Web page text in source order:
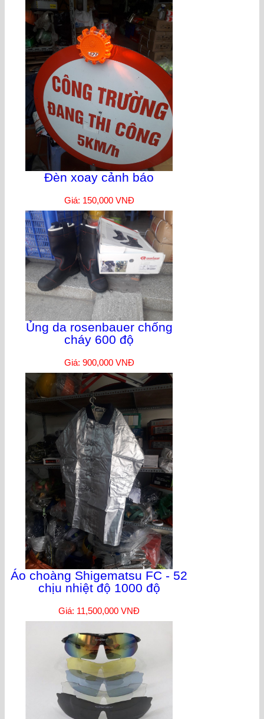
Đèn xoay cảnh báo
Giá: 150,000 VNĐ
Ủng da rosenbauer chống
cháy 600 độ
Giá: 900,000 VNĐ
Áo choàng Shigematsu FC - 52
chịu nhiệt độ 1000 độ
Giá: 11,500,000 VNĐ